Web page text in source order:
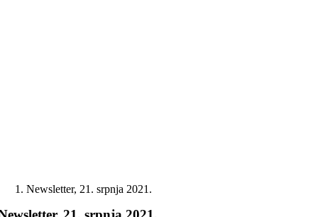
Newsletter, 21. srpnja 2021.